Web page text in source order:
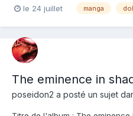
de Cid et le combat contre un
le 24 juillet manga
The eminence in
poseidon2 a posté un sujet